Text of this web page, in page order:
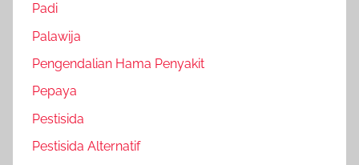
Padi
Palawija
Pengendalian Hama Penyakit
Pepaya
Pestisida
Pestisida Alternatif